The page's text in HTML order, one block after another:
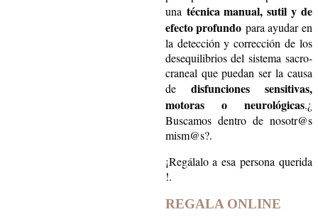
una técnica manual, sutil y de
efecto profundo para ayudar en
la detección y corrección de los
desequilibrios del sistema sacro-
craneal que puedan ser la causa
de disfunciones sensitivas,
motoras o neurológicas.¿
Buscamos dentro de nosotr@s
mism@s?.
¡Regálalo a esa persona querida
!.
REGALA ONLINE